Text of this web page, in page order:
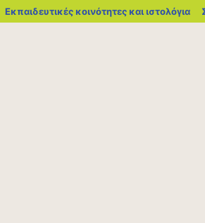
Εκπαιδευτικές κοινότητες και ιστολόγια